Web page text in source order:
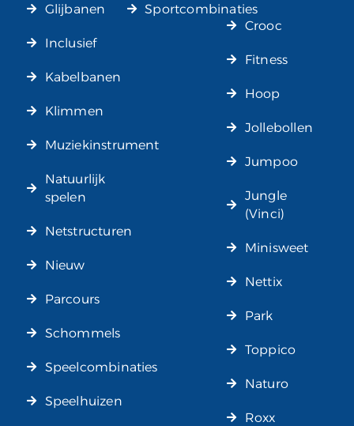
Glijbanen
Inclusief
Kabelbanen
Klimmen
Muziekinstrument
Natuurlijk
spelen
Netstructuren
Nieuw
Parcours
Schommels
Speelcombinaties
Speelhuizen
Sportcombinaties
Crooc
Fitness
Hoop
Jollebollen
Jumpoo
Jungle
(Vinci)
Minisweet
Nettix
Park
Toppico
Naturo
Roxx